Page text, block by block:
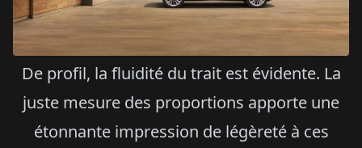
De profil, la fluidité du trait est évidente. La
juste mesure des proportions apporte une
étonnante impression de légèreté à ces